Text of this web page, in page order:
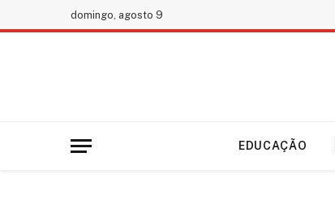
domingo, agosto 9
EDUCAÇÃO